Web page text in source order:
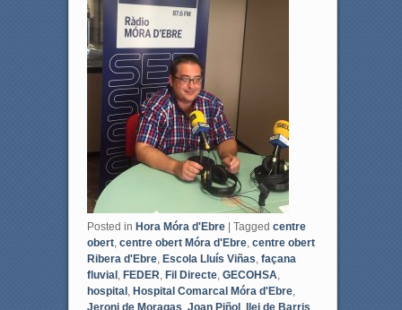
Posted in Hora Móra d'Ebre Tagged centre
obert, centre obert Móra d'Ebre, centre obert
Ribera d'Ebre, Escola Lluís Viñas, façana
fluvial , FEDER, Fil Directe, GECOHSA,
hospital , Hospital Comarcal Móra d'Ebre,
Jeroni de Moragas, Joan Piñol , llei de Barris,